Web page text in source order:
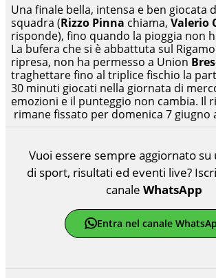
Una finale bella, intensa e ben giocata
squadra (Rizzo Pinna chiama, Valerio
risponde), fino quando la pioggia non
La bufera che si è abbattuta sul
ripresa, non ha permesso a Union
traghettare fino al triplice fischio la
30 minuti giocati nella giornata di
emozioni e il punteggio non cambia. Il
rimane fissato per domenica 7 giugno
Vuoi essere sempre aggiornato
di sport, risultati ed eventi live?
canale WhatsApp
Entra nel canale